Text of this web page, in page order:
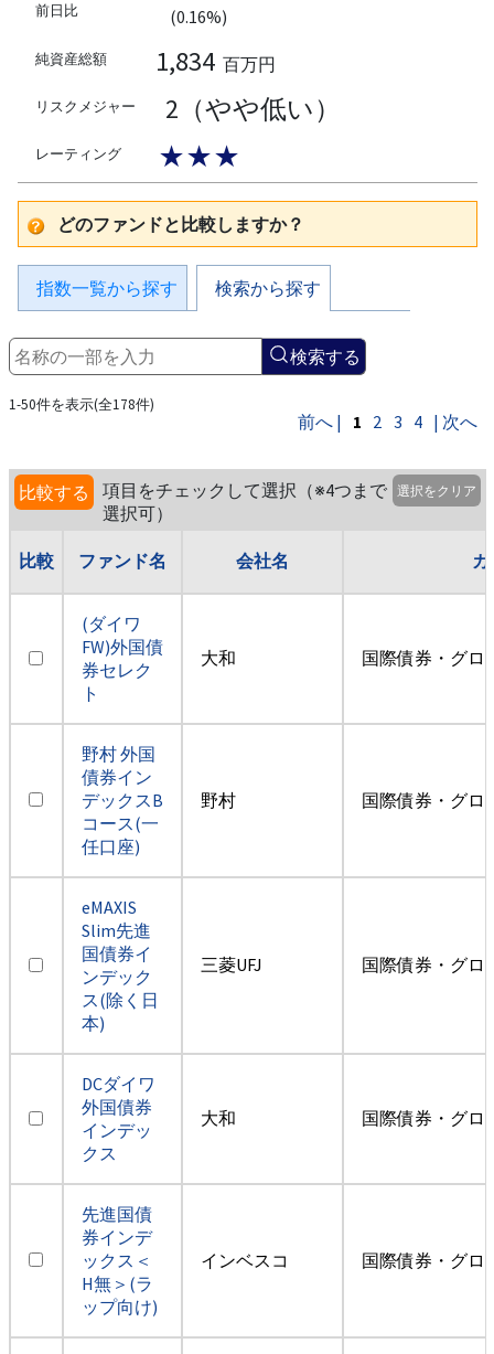
前日比
(0.16%)
純資産総額 1,834 百万円
リスクメジャー 2（やや低い）
レーティング ★★★
どのファンドと比較しますか？
指数一覧から探す 検索から探す
検索する
1-50件を表示(全178件)
前へ | 1 2 3 4 | 次へ
比較する
項目をチェックして選択（※4つまで
選択可）
選択をクリア
比較 ファンド名 会社名
(ダイワ
FW)外国債
券セレク
ト
大和 国際債券・グロ
野村 外国
債券イン
デックスB
コース(一
任口座)
野村 国際債券・グロ
eMAXIS
Slim先進
国債券イ
ンデック
ス(除く日
本)
三菱UFJ 国際債券・グロ
DCダイワ
外国債券
インデッ
クス
大和 国際債券・グロ
先進国債
券インデ
ックス＜
H無＞(ラ
ップ向け)
インベスコ 国際債券・グロ